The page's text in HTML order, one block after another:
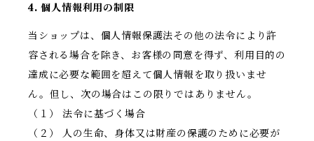
4. 個人情報利用の制限
当ショップは、個人情報保護法その他の法令により許
容される場合を除き、お客様の同意を得ず、利用目的の
達成に必要な範囲を超えて個人情報を取り扱いませ
ん。但し、次の場合はこの限りではありません。
（１） 法令に基づく場合
（２） 人の生命、身体又は財産の保護のために必要が